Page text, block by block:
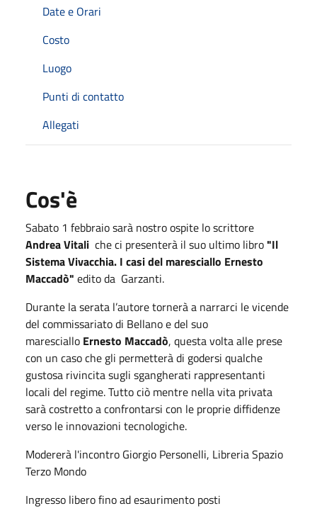
Date e Orari
Costo
Luogo
Punti di contatto
Allegati
Cos'è
Sabato 1 febbraio sarà nostro ospite lo scrittore
Andrea Vitali che ci presenterà il suo ultimo libro"Il
Sistema Vivacchia. I casi del maresciallo Ernesto
Maccadò" edito da Garzanti.
Durante la serata l’autore tornerà a narrarci le vicende
del commissariato di Bellano e del suo
maresciallo Ernesto Maccadò, questa volta alle prese
con un caso che gli permetterà di godersi qualche
gustosa rivincita sugli sgangherati rappresentanti
locali del regime. Tutto ciò mentre nella vita privata
sarà costretto a confrontarsi con le proprie diffidenze
verso le innovazioni tecnologiche.
Modererà l'incontro Giorgio Personelli, Libreria Spazio
Terzo Mondo
Ingresso libero fino ad esaurimento posti